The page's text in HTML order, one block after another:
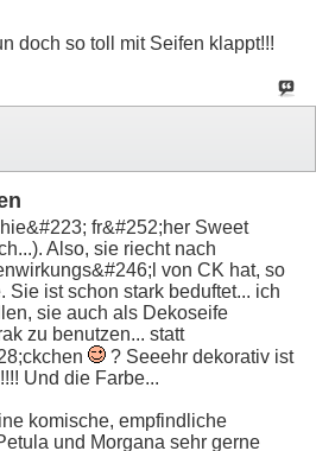
doch so toll mit Seifen klappt!!!
fr&#252;her Sweet
Also, sie riecht nach
von CK hat, so
Sie ist schon stark beduftet... ich
sie auch als Dekoseife
zu benutzen... statt
? Seeehr dekorativ ist
Und die Farbe...
komische, empfindliche
und Morgana sehr gerne